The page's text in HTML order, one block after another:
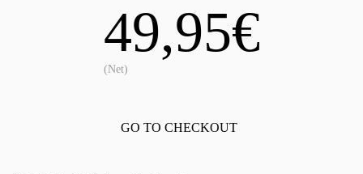
49,95€
(Net)
GO TO CHECKOUT